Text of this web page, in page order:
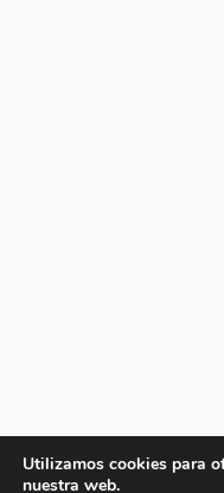
Utilizamos cookies para
nuestra web.